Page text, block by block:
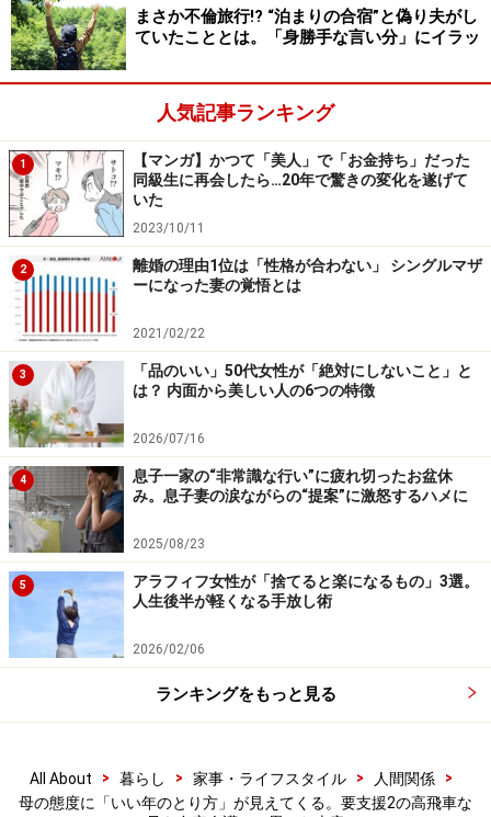
高齢なのだからと自分を落ち着かせるが、「私は少量で
いろいろなおかずを食べたい」「これしかないの？」と
言われると、忙しい中、帰宅して休む間もなく食事の支
度をしなければならない苛立ちもあいまって、母に「う
るさい」と叫びたくもなるという。
＞いい歳のとり方ができていない母
※記事内容は執筆時点のものです。最新の内容をご確認くださ
1/2 次のページへ
まさか不倫旅行!? “泊まりの合宿”と偽り夫がし
ていたこととは。「身勝手な言い分」にイラッ
人気記事ランキング
1
【マンガ】かつて「美人」で「お金持ち」だった
同級生に再会したら…20年で驚きの変化を遂げて
いた
2023/10/11
2
離婚の理由1位は「性格が合わない」 シングルマザ
ーになった妻の覚悟とは
2021/02/22
3
「品のいい」50代女性が「絶対にしないこと」と
は？ 内面から美しい人の6つの特徴
2026/07/16
4
息子一家の“非常識な行い”に疲れ切ったお盆休
み。息子妻の涙ながらの“提案”に激怒するハメに
2025/08/23
5
アラフィフ女性が「捨てると楽になるもの」3選。
人生後半が軽くなる手放し術
2026/02/06
ランキングをもっと見る
All About > 暮らし > 家事・ライフスタイル > 人間関係
>
母の態度に「いい年のとり方」が見えてくる。要支援2の高飛車な